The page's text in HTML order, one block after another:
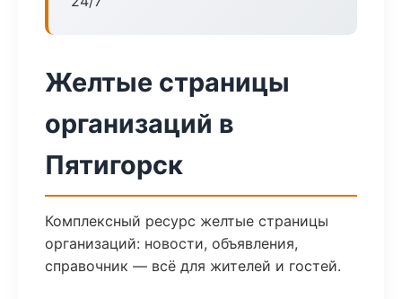
Желтые страницы
организаций в
Пятигорск
Комплексный ресурс желтые страницы
организаций: новости, объявления,
справочник — всё для жителей и гостей.